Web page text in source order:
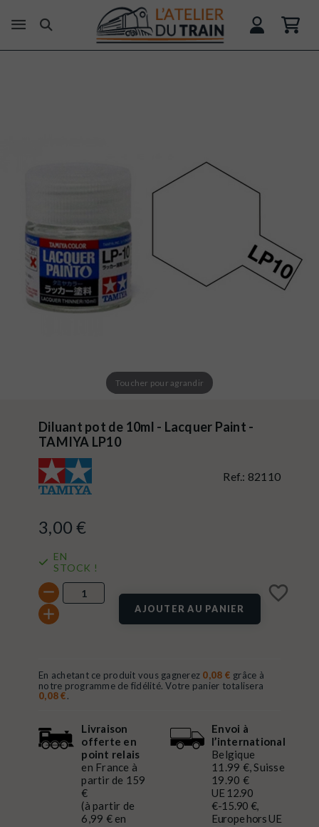
Toucher pour agrandir
Diluant pot de 10ml - Lacquer Paint -
TAMIYA LP10
Ref.: 82110
3,00 €
EN
STOCK !
AJOUTER AU PANIER
favorite_border
En achetant ce produit vous gagnerez 0,08 € grâce à
notre programme de fidélité. Votre panier totalisera
0,08 €.
Livraison
offerte en
point relais
en France à
partir de 159
€
(à partir de
6,99 € en
Envoi à
l’international
Belgique
11.99 €, Suisse
19.90 €
UE 12.90
€-15.90 €,
Europe hors UE